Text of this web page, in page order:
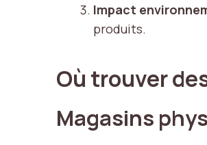
Impact
produits.
Où trouver
Magasins